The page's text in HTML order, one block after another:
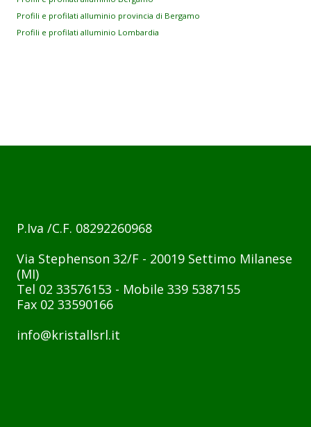
Profili e profilati alluminio provincia di Bergamo
Profili e profilati alluminio Lombardia
P.Iva /C.F. 08292260968
Via Stephenson 32/F - 20019 Settimo Milanese
(MI)
Tel 02 33576153 - Mobile 339 5387155
Fax 02 33590166
info@kristallsrl.it